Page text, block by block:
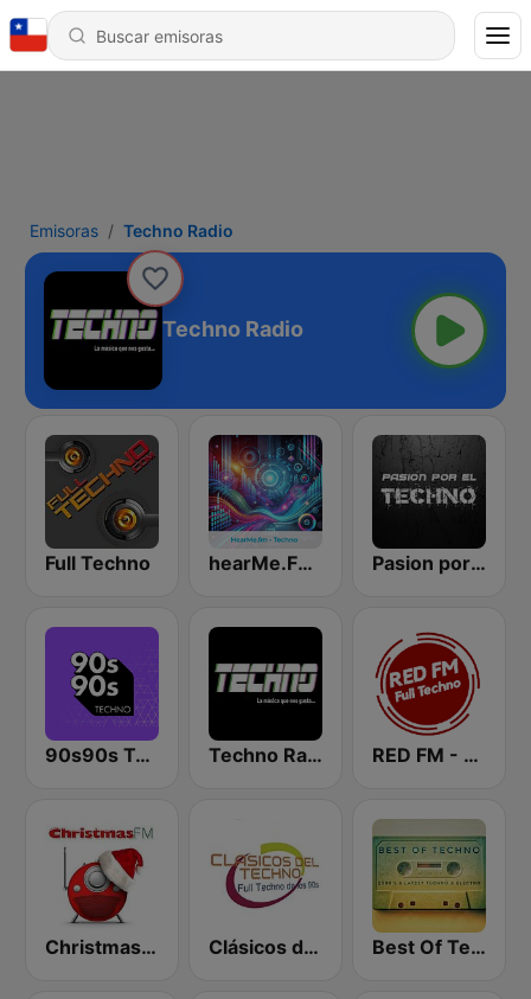
Emisoras Techno Radio
Techno Radio
Full Techno hearMe.FM Techno Pasion por El Techno
90s90s Techno Techno Radio RED FM - TECHNO
Christmas FM Clásicos del Techno Best Of Techno